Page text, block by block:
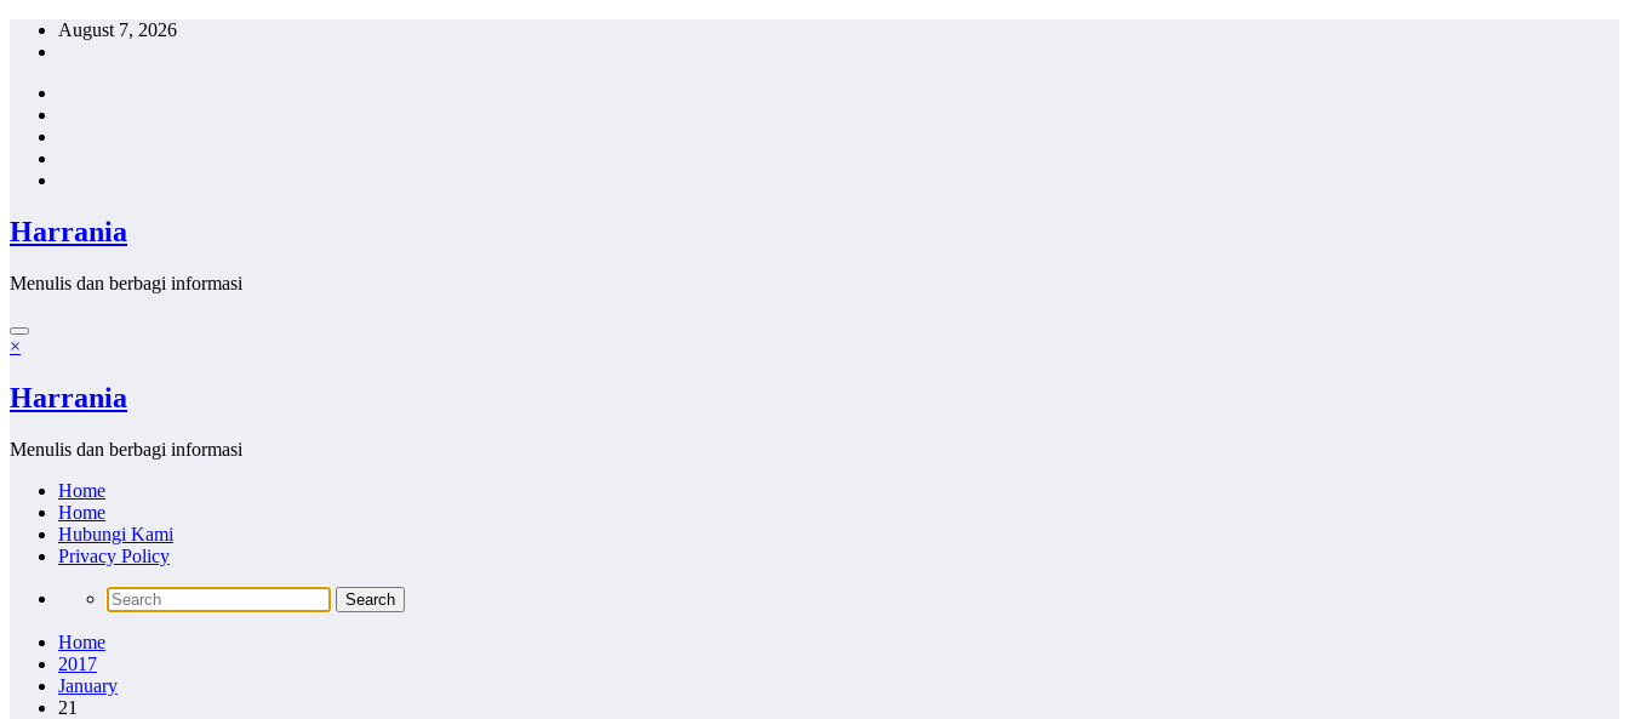
Skip
August 7, 2026
Harrania
Menulis dan berbagi informasi
×
Harrania
Menulis dan berbagi informasi
Home
Home
Hubungi Kami
Privacy Policy
Home
2017
January
21